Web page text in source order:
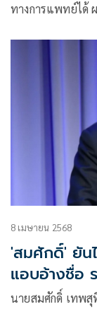
ทางการแพทย์ได้
8 เมษายน 2568
'สมศักดิ์' ยัน
แอบอ้างชื่อ
นายสมศักดิ์ เทพสุ